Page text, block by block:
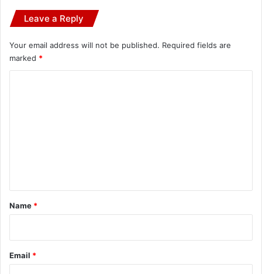
Leave a Reply
Your email address will not be published. Required fields are
marked *
*
Name *
Email *